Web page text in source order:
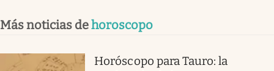
Más noticias dehoroscopo
Horóscopo para Tauro: la